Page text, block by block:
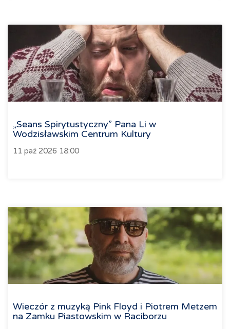
„Seans Spirytustyczny” Pana Li w
Wodzisławskim Centrum Kultury
11 paź 2026 18:00
Wieczór z muzyką Pink Floyd i Piotrem Metzem
na Zamku Piastowskim w Raciborzu